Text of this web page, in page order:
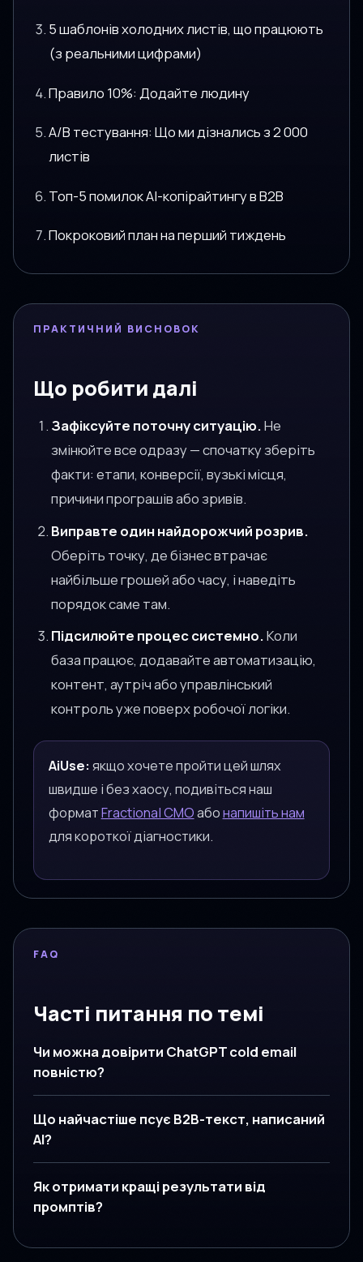
5 шаблонів холодних листів, що працюють
(з реальними цифрами)
Правило 10%: Додайте людину
A/B тестування: Що ми дізнались з 2 000
листів
Топ-5 помилок AI-копірайтингу в B2B
Покроковий план на перший тиждень
ПРАКТИЧНИЙ ВИСНОВОК
Що робити далі
Зафіксуйте поточну ситуацію.Не
змінюйте все одразу — спочатку зберіть
факти: етапи, конверсії, вузькі місця,
причини програшів або зривів.
Виправте один найдорожчий розрив.
Оберіть точку, де бізнес втрачає
найбільше грошей або часу, і наведіть
порядок саме там.
Підсилюйте процес системно.Коли
база працює, додавайте автоматизацію,
контент, аутріч або управлінський
контроль уже поверх робочої логіки.
AiUse: якщо хочете пройти цей шлях
швидше і без хаосу, подивіться наш
форматFractional CMOабонапишіть нам
для короткої діагностики.
FAQ
Часті питання по темі
Чи можна довірити ChatGPT cold email
повністю?
Що найчастіше псує B2B-текст, написаний
AI?
Як отримати кращі результати від
промптів?